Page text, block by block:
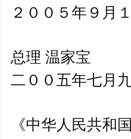
２００５年９月
总理 温家宝
二００五年七月
《中华人民共和